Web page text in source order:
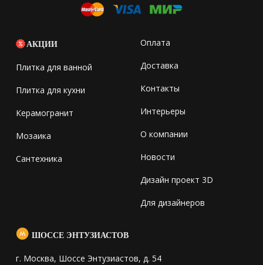
АКЦИИ
Плитка для ванной
Плитка для кухни
Керамогранит
Мозаика
Сантехника
Оплата
Доставка
Контакты
Интерьеры
О компании
Новости
Дизайн проект 3D
Для дизайнеров
ШОССЕ ЭНТУЗИАСТОВ
г. Москва, Шоссе Энтузиастов, д. 54